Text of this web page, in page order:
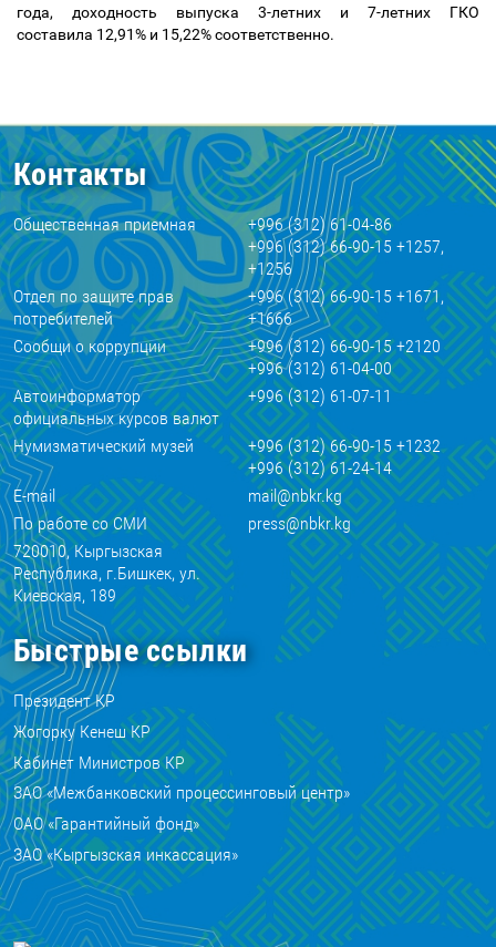
года, доходность выпуска 3-летних и 7-летних ГКО
составила 12,91% и 15,22% соответственно.
Контакты
Общественная приемная
+996 (312) 61-04-86
+996 (312) 66-90-15 +1257,
+1256
Отдел по защите прав
потребителей
+996 (312) 66-90-15 +1671,
+1666
Сообщи о коррупции
+996 (312) 66-90-15 +2120
+996 (312) 61-04-00
Автоинформатор
официальных курсов валют
+996 (312) 61-07-11
Нумизматический музей
+996 (312) 66-90-15 +1232
+996 (312) 61-24-14
E-mail
mail@nbkr.kg
По работе со СМИ
press@nbkr.kg
720010, Кыргызская
Республика, г.Бишкек, ул.
Киевская, 189
Быстрые ссылки
Президент КР
Жогорку Кенеш КР
Кабинет Министров КР
ЗАО «Межбанковский процессинговый центр»
ОАО «Гарантийный фонд»
ЗАО «Кыргызская инкассация»